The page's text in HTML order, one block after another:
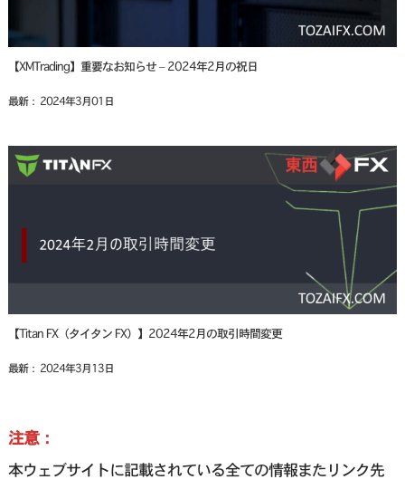
【XMTrading】重要なお知らせ – 2024年2月の祝日
最新： 2024年3月01日
【Titan FX（タイタン FX）】2024年2月の取引時間変更
最新： 2024年3月13日
注意：
本ウェブサイトに記載されている全ての情報またリンク先